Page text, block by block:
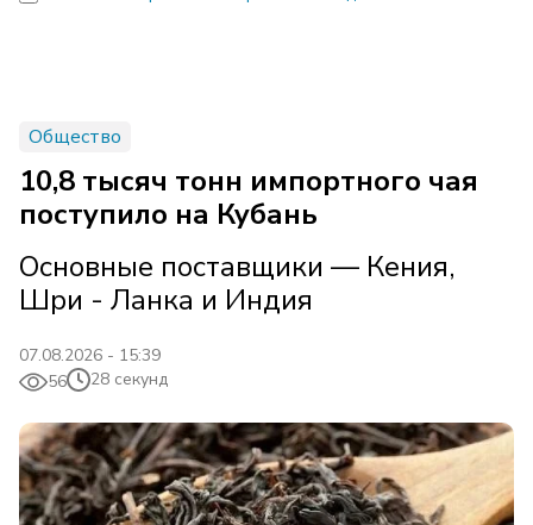
Общество
10,8 тысяч тонн импортного чая
поступило на Кубань
Основные поставщики — Кения,
Шри - Ланка и Индия
07.08.2026 - 15:39
56
28 секунд